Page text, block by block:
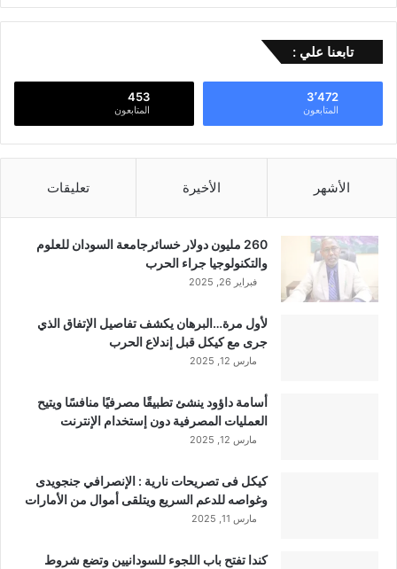
تابعنا علي :
3٬472
المتابعون
453
المتابعون
الأشهر الأخيرة تعليقات
260 مليون دولار خسائرجامعة السودان للعلوم
والتكنولوجيا جراء الحرب
فبراير 26, 2025
لأول مرة…البرهان يكشف تفاصيل الإتفاق الذي
جرى مع كيكل قبل إندلاع الحرب
مارس 12, 2025
أسامة داؤود ينشئ تطبيقًا مصرفيًا منافسًا ويتيح
العمليات المصرفية دون إستخدام الإنترنت
مارس 12, 2025
كيكل فى تصريحات نارية : الإنصرافي جنجويدى
وغواصه للدعم السريع ويتلقى أموال من الأمارات
مارس 11, 2025
كندا تفتح باب اللجوء للسودانيين وتضع شروط